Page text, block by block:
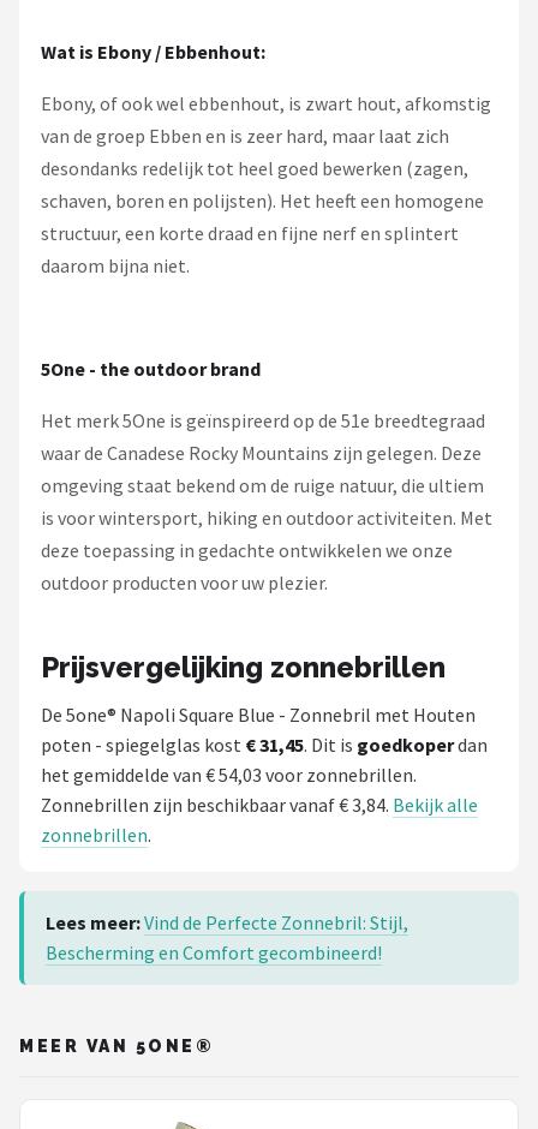
Wat is Ebony / Ebbenhout:
Ebony, of ook wel ebbenhout, is zwart hout, afkomstig
van de groep Ebben en is zeer hard, maar laat zich
desondanks redelijk tot heel goed bewerken (zagen,
schaven, boren en polijsten). Het heeft een homogene
structuur, een korte draad en fijne nerf en splintert
daarom bijna niet.
5One - the outdoor brand
Het merk 5One is geïnspireerd op de 51e breedtegraad
waar de Canadese Rocky Mountains zijn gelegen. Deze
omgeving staat bekend om de ruige natuur, die ultiem
is voor wintersport, hiking en outdoor activiteiten. Met
deze toepassing in gedachte ontwikkelen we onze
outdoor producten voor uw plezier.
Prijsvergelijking zonnebrillen
De 5one® Napoli Square Blue - Zonnebril met Houten
poten - spiegelglas kost € 31,45. Dit is goedkoperdan
het gemiddelde van € 54,03 voor zonnebrillen.
Zonnebrillen zijn beschikbaar vanaf € 3,84. Bekijk alle
zonnebrillen.
Lees meer:Vind de Perfecte Zonnebril: Stijl,
Bescherming en Comfort gecombineerd!
MEER VAN 5ONE®